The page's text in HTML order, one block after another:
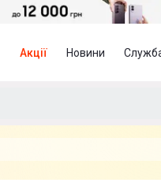
Акції Новини